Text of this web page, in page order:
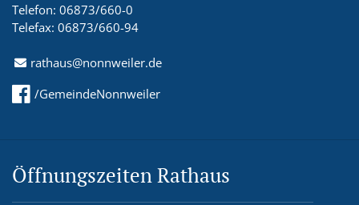
Telefon: 06873/660-0
Telefax: 06873/660-94
rathaus@nonnweiler.de
/GemeindeNonnweiler
Öffnungszeiten Rathaus